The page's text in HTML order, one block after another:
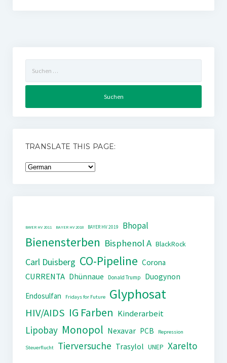
nach:
TRANSLATE THIS PAGE:
BAYER HV 2011 BAYER HV 2018 BAYER HV 2019 Bhopal
Bienensterben Bisphenol A BlackRock
Carl Duisberg CO-Pipeline Corona
CURRENTA Dhünnaue Donald Trump
Duogynon
Endosulfan
Fridays for Future Glyphosat
HIV/AIDS IG Farben Kinderarbeit
Lipobay Monopol Nexavar PCB Repression
Steuerflucht Tierversuche Trasylol UNEP Xarelto